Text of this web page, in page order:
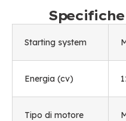
Starting system
Energia (cv)
Tipo di motore